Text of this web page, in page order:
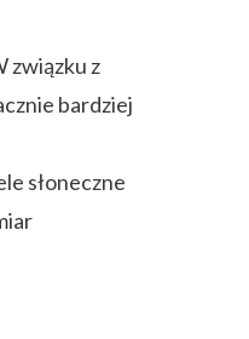
związku z
bardziej
słoneczne